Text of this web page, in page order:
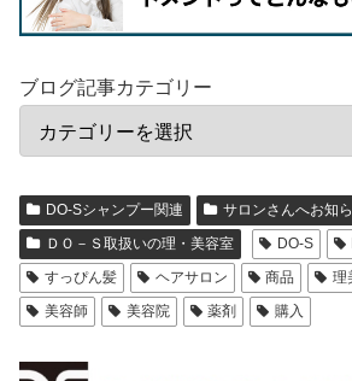
ブログ記事カテゴリー
DO-Sシャンプー関連
サロンさんへお知
ＤＯ－Ｓ取扱いの理・美容室
DO-S
すっぴん髪
ヘアサロン 商品 理
美容師
美容院 薬剤 購入